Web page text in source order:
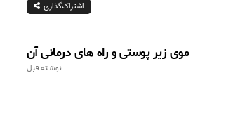
اشتراک‌گذاری
موی زیر پوستی و راه های درمانی آن
نوشته قبل